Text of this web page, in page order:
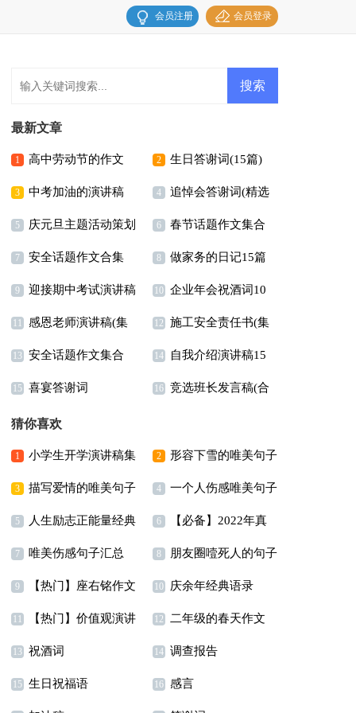
会员登录
会员注册
最新文章
1 高中劳动节的作文 2 生日答谢词(15篇)
3 中考加油的演讲稿 4 追悼会答谢词(精选
15篇)
5 庆元旦主题活动策划 6 春节话题作文集合
15篇
7 安全话题作文合集
15篇
8 做家务的日记15篇
9 迎接期中考试演讲稿 10 企业年会祝酒词10
篇
11 感恩老师演讲稿(集
锦15篇)
12 施工安全责任书(集
合15篇)
13 安全话题作文集合
15篇
14 自我介绍演讲稿15
篇
15 喜宴答谢词 16 竞选班长发言稿(合
猜你喜欢
1 小学生开学演讲稿集
合9篇
2 形容下雪的唯美句子
6篇
3 描写爱情的唯美句子
精选15篇
4 一个人伤感唯美句子
5 人生励志正能量经典
语录
6 【必备】2022年真
诚温暖的早安心语朋友
圈32句
7 唯美伤感句子汇总
86条
8 朋友圈噎死人的句子
9 【热门】座右铭作文
汇编5篇
10 庆余年经典语录
11 【热门】价值观演讲
稿4篇
12 二年级的春天作文
300字4篇
13 祝酒词 14 调查报告
15 生日祝福语 16 感言